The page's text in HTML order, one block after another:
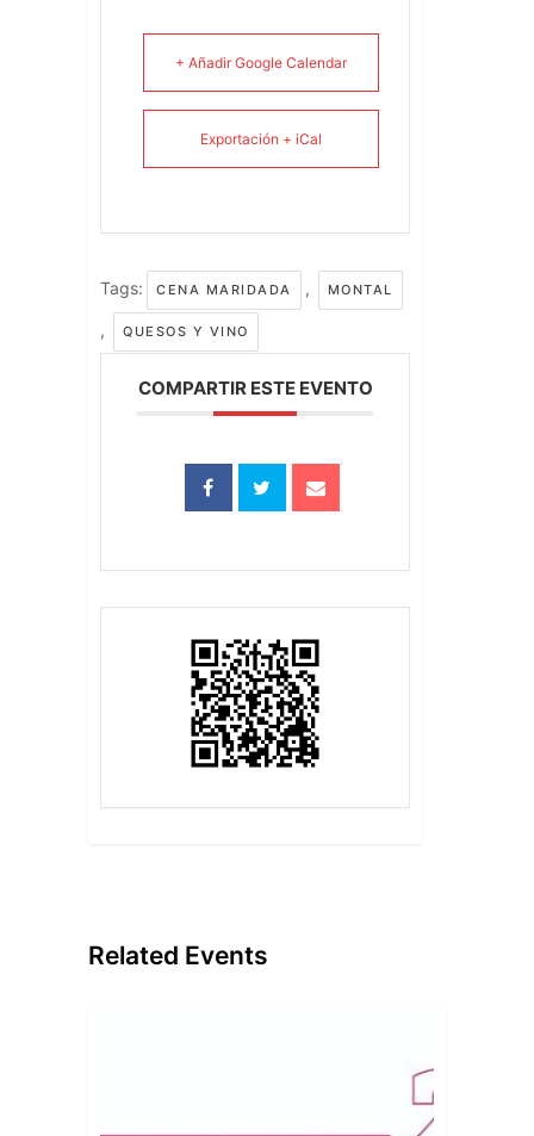
+ Añadir Google Calendar
Exportación + iCal
Tags: CENA MARIDADA , MONTAL
, QUESOS Y VINO
COMPARTIR ESTE EVENTO
Related Events